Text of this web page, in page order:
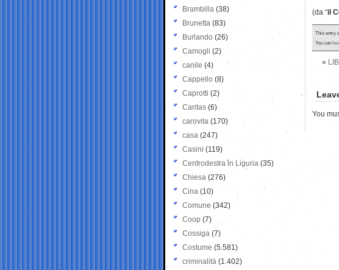
(da “il
This entry
You can
«
You
Brambilla (38)
Brunetta (83)
Burlando (26)
Camogli (2)
canile (4)
Cappello (8)
Caprotti (2)
Caritas (6)
carovita (170)
casa (247)
Casini (119)
Centrodestra in Liguria (35)
Chiesa (276)
Cina (10)
Comune (342)
Coop (7)
Cossiga (7)
Costume (5.581)
criminalità (1.402)